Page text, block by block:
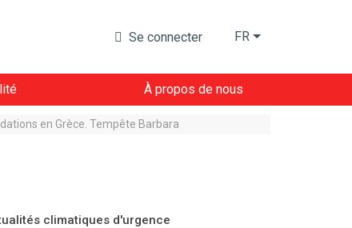
Se connecter FR
À propos de nous
en Grèce. Tempête Barbara
climatiques d'urgence